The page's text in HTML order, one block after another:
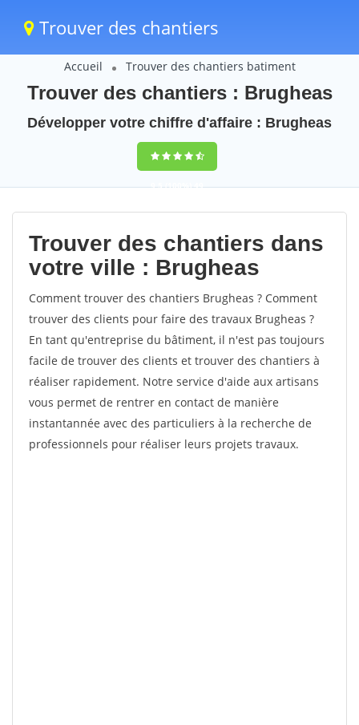
Trouver des chantiers
Accueil Trouver des chantiers batiment
Trouver des chantiers : Brugheas
Développer votre chiffre d'affaire : Brugheas
9,5(100%)49
votes
Trouver des chantiers dans
votre ville : Brugheas
Comment trouver des chantiers Brugheas ? Comment
trouver des clients pour faire des travaux Brugheas ?
En tant qu'entreprise du bâtiment, il n'est pas toujours
facile de trouver des clients et trouver des chantiers à
réaliser rapidement. Notre service d'aide aux artisans
vous permet de rentrer en contact de manière
instantannée avec des particuliers à la recherche de
professionnels pour réaliser leurs projets travaux.